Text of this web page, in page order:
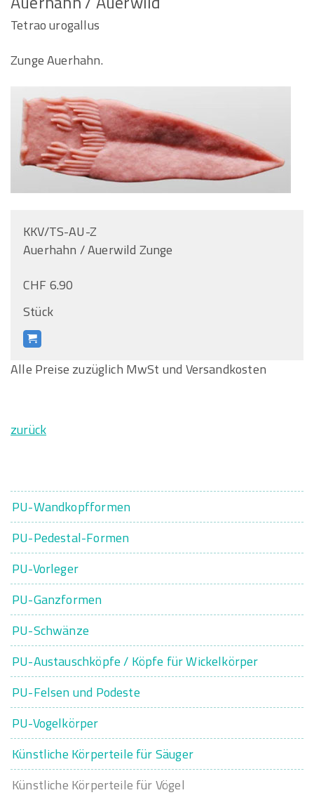
Tetrao urogallus
Zunge Auerhahn.
KKV/TS-AU-Z
Auerhahn / Auerwild Zunge
CHF 6.90
Stück
Alle Preise zuzüglich MwSt und Versandkosten
zurück
PU-Wandkopfformen
PU-Pedestal-Formen
PU-Vorleger
PU-Ganzformen
PU-Schwänze
PU-Austauschköpfe / Köpfe für Wickelkörper
PU-Felsen und Podeste
PU-Vogelkörper
Künstliche Körperteile für Säuger
Künstliche Körperteile für Vögel